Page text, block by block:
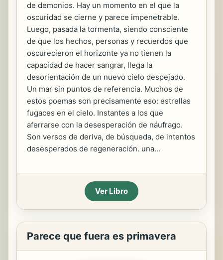
de demonios. Hay un momento en el que la
oscuridad se cierne y parece impenetrable.
Luego, pasada la tormenta, siendo consciente
de que los hechos, personas y recuerdos que
oscurecieron el horizonte ya no tienen la
capacidad de hacer sangrar, llega la
desorientación de un nuevo cielo despejado.
Un mar sin puntos de referencia. Muchos de
estos poemas son precisamente eso: estrellas
fugaces en el cielo. Instantes a los que
aferrarse con la desesperación de náufrago.
Son versos de deriva, de búsqueda, de intentos
desesperados de regeneración. una...
Ver Libro
Parece que fuera es primavera